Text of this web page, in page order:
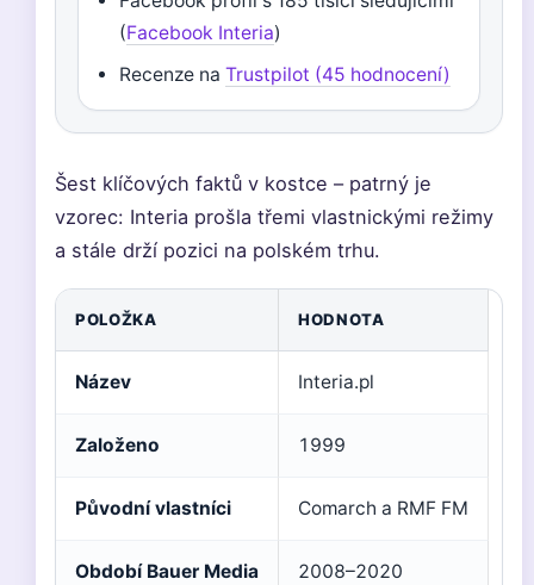
(Facebook Interia)
Recenze naTrustpilot (45 hodnocení)
Šest klíčových faktů v kostce – patrný je
vzorec: Interia prošla třemi vlastnickými režimy
a stále drží pozici na polském trhu.
POLOŽKA HODNOTA
Název Interia.pl
Založeno 1999
Původní vlastníci Comarch a RMF FM
Období Bauer Media 2008–2020